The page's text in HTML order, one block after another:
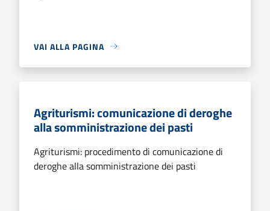
VAI ALLA PAGINA
Agriturismi: comunicazione di deroghe
alla somministrazione dei pasti
Agriturismi: procedimento di comunicazione di
deroghe alla somministrazione dei pasti